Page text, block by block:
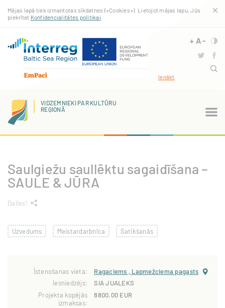
galveno
saturu
Mājas lapā tiek izmantotas sīkdatnes («Cookies»). Lietojot mājas lapu, Jūs
piekrītat Konfidencialitātes politikai
+ A-
Ienākt
VIDZEMNIEKI PAR KULTŪRU
REĢIONĀ
Saulgiežu saullēktu sagaidīšana –
SAULE & JŪRA
Dalies!
Uzvedums Meistardarbnīca Satikšanās
Īstenošanas vieta:
Ragaciems , Lapmežciema pagasts
Iesniedzējs:
SIA JUALEKS
Projekta kopējās
izmaksas:
8800.00 EUR